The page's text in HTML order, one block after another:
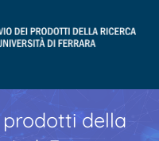
della